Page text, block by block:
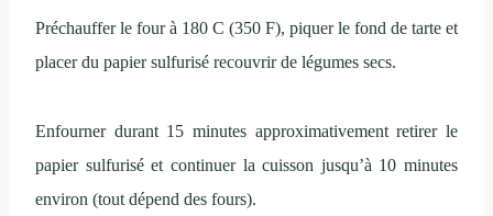
Préchauffer le four à 180 C (350 F), piquer le fond de tarte et
placer du papier sulfurisé recouvrir de légumes secs.
Enfourner durant 15 minutes approximativement retirer le
papier sulfurisé et continuer la cuisson jusqu’à 10 minutes
environ (tout dépend des fours).